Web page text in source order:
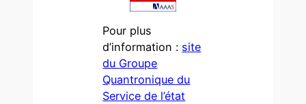
Pour plus
d’information : site
du Groupe
Quantronique du
Service de l’état